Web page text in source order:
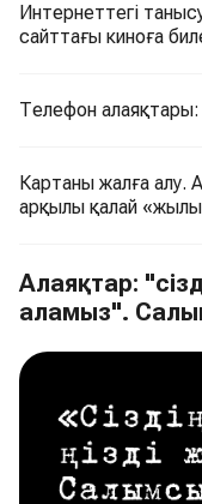
Интернеттегі
сайттағы киноға
Телефон алаяқтары:
Картаны жалға алу.
арқылы қалай
Алаяқтар:
аламыз".